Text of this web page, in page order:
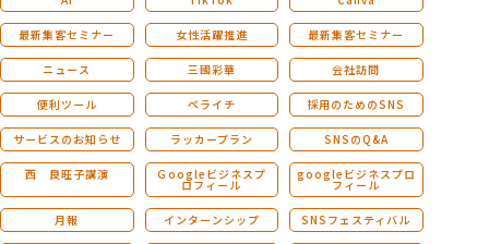
最新集客セミナー 女性活躍推進 最新集客セミナー
ニュース 三國彩華 会社訪問
便利ツール ペライチ 採用のためのSNS
サービスのお知らせ ラッカープラン SNSのQ&A
西 良旺子講演 Ｇoogleビジネスプ
ロフィール
googleビジネスプロ
フィール
月報 インターンシップ SNSフェスティバル